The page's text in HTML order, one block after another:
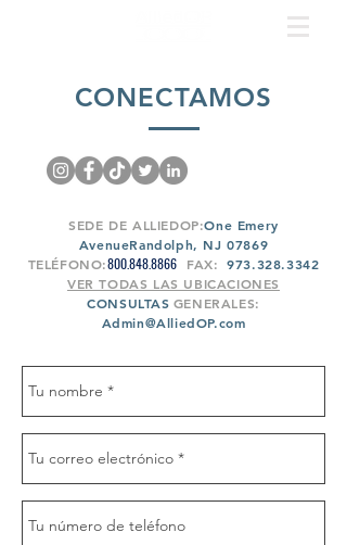
CONECTAMOS
SEDE DE ALLIEDOP:One Emery
AvenueRandolph, NJ 07869
TELÉFONO:800.848.8866 FAX: 973.328.3342
VER TODAS LAS UBICACIONES
CONSULTAS GENERALES:
Admin@AlliedOP.com